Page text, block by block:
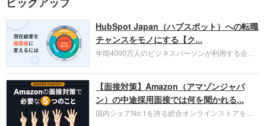
HubSpot Japan（ハブスポット）への転職
チャンスをモノにする【ク...
年間4000万人のビジネスパーソンが利用する企業
お勧めするイチオシ企業をご紹介します。今回はク
ラウド型CRMプラットフォームを提供する
HubSpot Japan（ハブスポット・ジャパン）株式会
社です。採用面接対策の企業研究にご活用くださ
い。
【面接対策】Amazon（アマゾンジャパ
ン）の中途採用面接では何を聞かれる...
国内シェアNo.1を誇る総合オンラインストアを運